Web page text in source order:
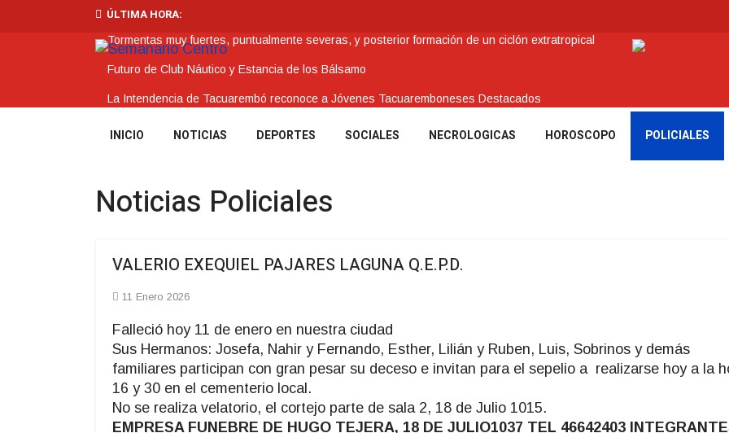
ÚLTIMA HORA:
Tormentas muy fuertes, puntualmente severas, y posterior formación de un ciclón extratropical
Futuro de Club Náutico y Estancia de los Bálsamo
La Intendencia de Tacuarembó reconoce a Jóvenes Tacuaremboneses Destacados
BPS redujo la tasa de interés de todos sus préstamos sociales y abrió nueva línea de crédito
INICIO NOTICIAS DEPORTES SOCIALES NECROLOGICAS HOROSCOPO POLICIALES
Noticias Policiales
VALERIO EXEQUIEL PAJARES LAGUNA Q.E.P.D.
11 Enero 2026
Falleció hoy 11 de enero en nuestra ciudad
Sus Hermanos: Josefa, Nahir y Fernando, Esther, Lilián y Ruben, Luis, Sobrinos y demás
familiares participan con gran pesar su deceso e invitan para el sepelio a realizarse hoy a la
16 y 30 en el cementerio local.
No se realiza velatorio, el cortejo parte de sala 2, 18 de Julio 1015.
EMPRESA FUNEBRE DE HUGO TEJERA, 18 DE JULIO1037 TEL 46642403